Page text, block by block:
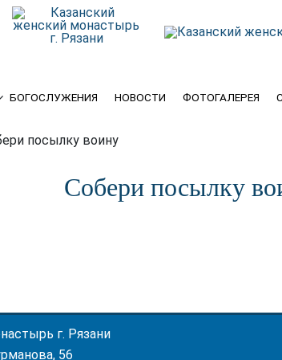
БОГОСЛУЖЕНИЯ НОВОСТИ ФОТОГАЛЕРЕЯ
посылку воину
Собери посылку
г. Рязани
56